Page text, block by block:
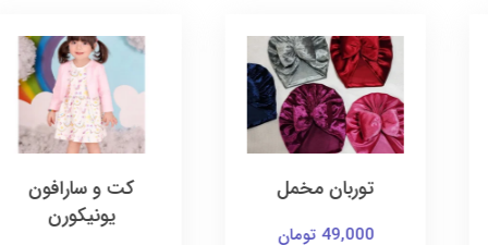
توربان مخمل
49,000 تومان
کت و سارافون
یونیکورن